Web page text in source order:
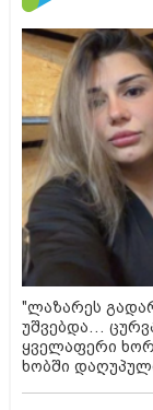
"ლაზარეს
უშვებდა…
ყველაფერი
ხობში